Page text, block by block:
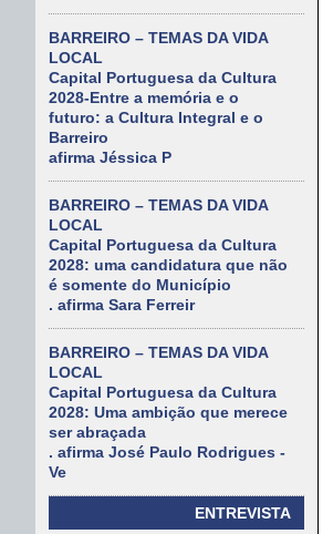
BARREIRO – TEMAS DA VIDA
LOCAL
Capital Portuguesa da Cultura
2028-Entre a memória e o
futuro: a Cultura Integral e o
Barreiro
afirma Jéssica P
BARREIRO – TEMAS DA VIDA
LOCAL
Capital Portuguesa da Cultura
2028: uma candidatura que não
é somente do Município
. afirma Sara Ferreir
BARREIRO – TEMAS DA VIDA
LOCAL
Capital Portuguesa da Cultura
2028: Uma ambição que merece
ser abraçada
. afirma José Paulo Rodrigues -
Ve
ENTREVISTA